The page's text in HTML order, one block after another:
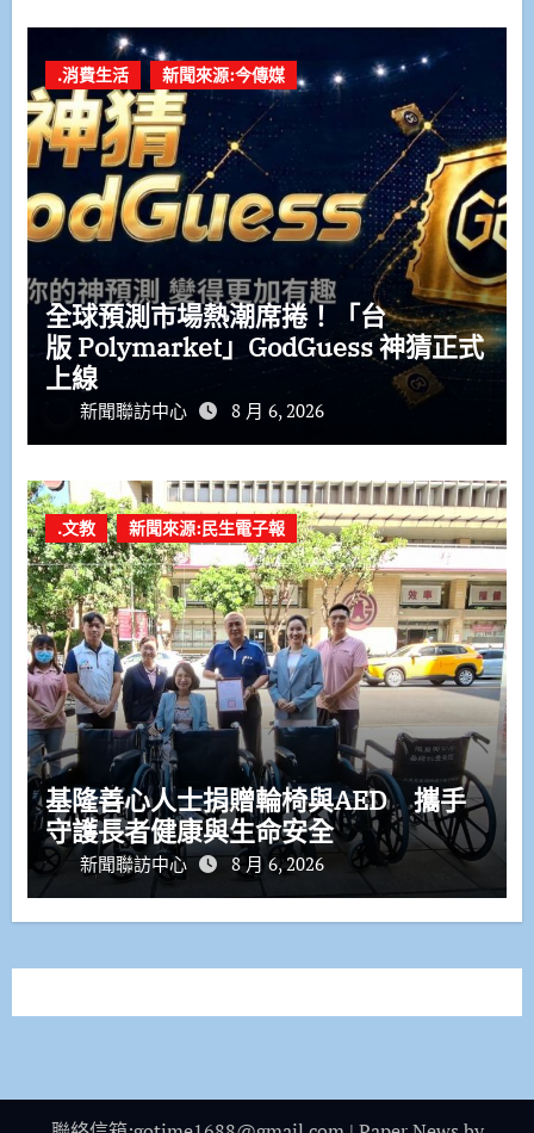
.消費生活 新聞來源:今傳媒
全球預測市場熱潮席捲！「台
版 Polymarket」GodGuess 神猜正式
上線
新聞聯訪中心 8 月 6, 2026
.文教 新聞來源:民生電子報
基隆善心人士捐贈輪椅與AED 攜手
守護長者健康與生命安全
新聞聯訪中心 8 月 6, 2026